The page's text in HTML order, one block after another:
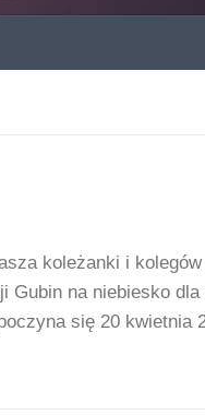
koleżanki i
Gubin na niebiesko
się 20 kwietnia